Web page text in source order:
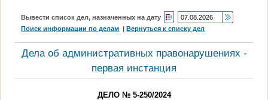
Вывести список дел, назначенных на дату
Поиск информации по делам |Вернуться к списку дел
Дела об административных правонарушениях -
первая инстанция
ДЕЛО № 5-250/2024